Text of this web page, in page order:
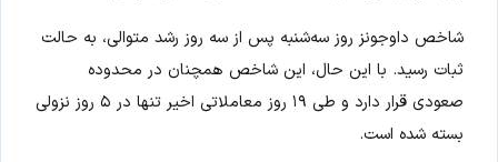
شاخص داوجونز روز سه‌شنبه پس از سه روز رشد متوالی، به حالت
ثبات رسید. با این حال، این شاخص همچنان در محدوده
صعودی قرار دارد و طی ۱۹ روز معاملاتی اخیر تنها در ۵ روز نزولی
بسته شده است.